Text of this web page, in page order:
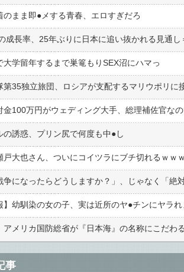
のまま即●︎メする青春、エロすぎだろ
成長率、25年ぶりに日本に追い抜かれる見通し
大学留年するまで巣篭もりSEX沼にハマっ
第35独立旅団、ロシアが支配するマリウポリに
の誘惑、プリン尻で何度も中●︎し
戸大也さん、ついにコイツラにブチ切れるｗｗ
】幼馴染の女の子、実は近所のヤ●︎チンにヤラ
事